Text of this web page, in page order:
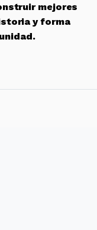
mejores
y forma